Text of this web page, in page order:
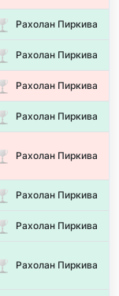
Рахолан Пиркива
Рахолан Пиркива
Рахолан Пиркива
Рахолан Пиркива
Рахолан Пиркива
Рахолан Пиркива
Рахолан Пиркива
Рахолан Пиркива